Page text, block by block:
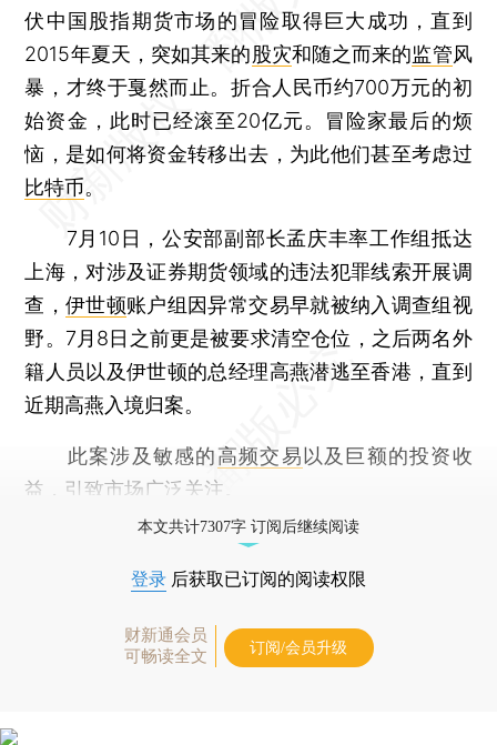
伏中国股指期货市场的冒险取得巨大成功，直到
2015年夏天，突如其来的股灾和随之而来的监管风
暴，才终于戛然而止。折合人民币约700万元的初
始资金，此时已经滚至20亿元。冒险家最后的烦
恼，是如何将资金转移出去，为此他们甚至考虑过
比特币。
7月10日，公安部副部长孟庆丰率工作组抵达
上海，对涉及证券期货领域的违法犯罪线索开展调
查，伊世顿账户组因异常交易早就被纳入调查组视
野。7月8日之前更是被要求清空仓位，之后两名外
籍人员以及伊世顿的总经理高燕潜逃至香港，直到
近期高燕入境归案。
此案涉及敏感的高频交易 以及巨额的投资收
益，引致市场广泛关注。
本文共计7307字 订阅后继续阅读
登录 后获取已订阅的阅读权限
财新通会员
可畅读全文
订阅/会员升级